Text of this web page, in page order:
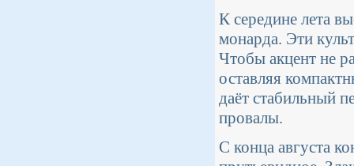
К середине лета
монарда. Эти
Чтобы акцент не
оставляя
даёт стабильный
провалы.
С конца августа